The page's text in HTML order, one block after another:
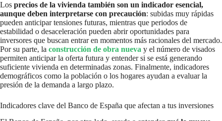
Los precios de la vivienda también son un indicador esencial,
aunque deben interpretarse con precaución: subidas muy rápidas
pueden anticipar tensiones futuras, mientras que periodos de
estabilidad o desaceleración pueden abrir oportunidades para
inversores que buscan entrar en momentos más racionales del mercado.
Por su parte, la construcción de obra nueva y el número de visados
permiten anticipar la oferta futura y entender si se está generando
suficiente vivienda en determinadas zonas. Finalmente, indicadores
demográficos como la población o los hogares ayudan a evaluar la
presión de la demanda a largo plazo.
Indicadores clave del Banco de España que afectan a tus inversiones